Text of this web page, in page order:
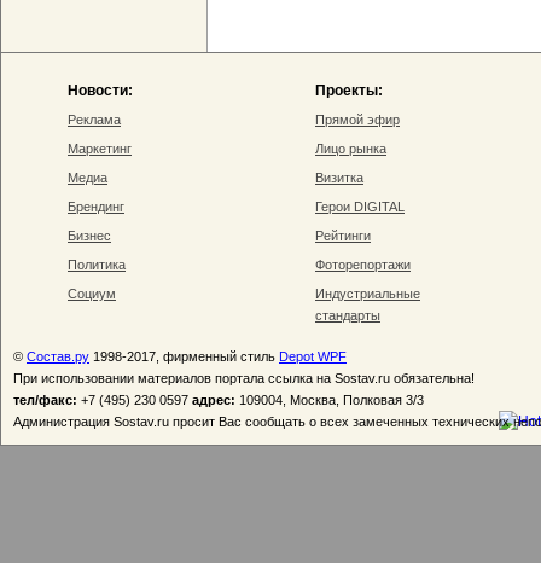
Новости:
Реклама
Маркетинг
Медиа
Брендинг
Бизнес
Политика
Социум
Проекты:
Прямой эфир
Лицо рынка
Визитка
Герои DIGITAL
Рейтинги
Фоторепортажи
Индустриальные
стандарты
© Состав.ру 1998-2017, фирменный стиль Depot WPF
При использовании материалов портала ссылка на Sostav.ru обязательна!
тел/факс: +7 (495) 230 0597 адрес: 109004, Москва, Полковая 3/3
Администрация Sostav.ru просит Вас сообщать о всех замеченных технических